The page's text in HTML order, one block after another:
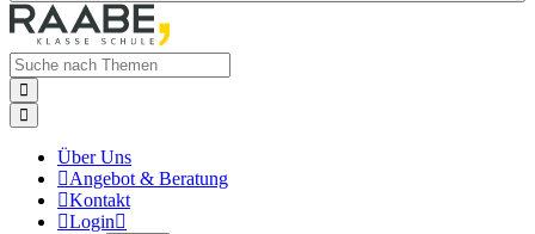


Über Uns
Angebot & Beratung
Kontakt
Login